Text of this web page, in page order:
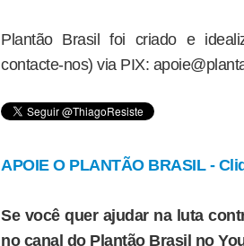
Plantão Brasil foi criado e
contacte-nos) via PIX:
APOIE O PLANTÃO BRASIL -
Se você quer ajudar na luta
no canal do Plantão Brasil no